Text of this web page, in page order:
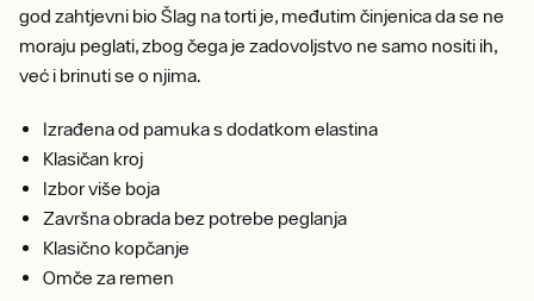
god zahtjevni bio Šlag na torti je, međutim činjenica da se ne
moraju peglati, zbog čega je zadovoljstvo ne samo nositi ih,
već i brinuti se o njima.
Izrađena od pamuka s dodatkom elastina
Klasičan kroj
Izbor više boja
Završna obrada bez potrebe peglanja
Klasično kopčanje
Omče za remen